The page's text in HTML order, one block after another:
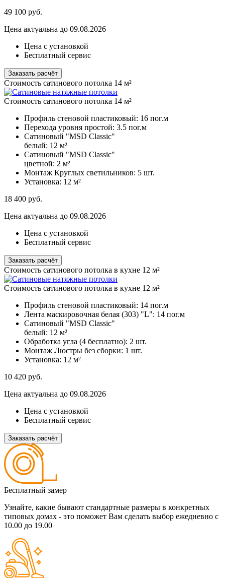
49 100 руб.
Цена актуальна до 09.08.2026
Цена с установкой
Бесплатный сервис
Заказать расчёт
Стоимость сатинового потолка 14 м²
Стоимость сатинового потолка 14 м²
Профиль стеновой пластиковый: 16 пог.м
Перехода уровня простой: 3.5 пог.м
Сатиновый "MSD Classic"
белый: 12 м²
Сатиновый "MSD Classic"
цветной: 2 м²
Монтаж Круглых светильников: 5 шт.
Установка: 12 м²
18 400 руб.
Цена актуальна до 09.08.2026
Цена с установкой
Бесплатный сервис
Заказать расчёт
Стоимость сатинового потолка в кухне 12 м²
Стоимость сатинового потолка в кухне 12 м²
Профиль стеновой пластиковый: 14 пог.м
Лента маскировочная белая (303) "L": 14 пог.м
Сатиновый "MSD Classic"
белый: 12 м²
Обработка угла (4 бесплатно): 2 шт.
Монтаж Люстры без сборки: 1 шт.
Установка: 12 м²
10 420 руб.
Цена актуальна до 09.08.2026
Цена с установкой
Бесплатный сервис
Заказать расчёт
Бесплатный замер
Узнайте, какие бывают стандартные размеры в конкретных
типовых домах - это поможет Вам сделать выбор ежедневно с
10.00 до 19.00